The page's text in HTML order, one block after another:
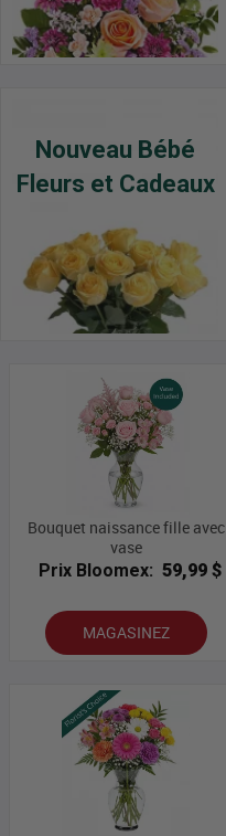
Nouveau Bébé
Fleurs et Cadeaux
Bouquet naissance fille avec
vase
Prix Bloomex: 59,99 $
MAGASINEZ